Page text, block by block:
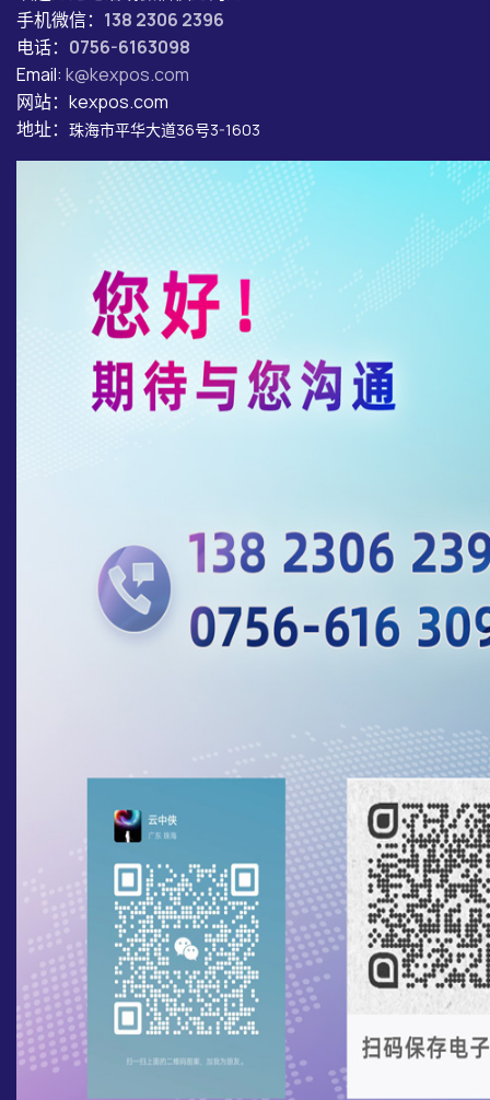
手机微信： 138 2306 2396
电话： 0756-6163098
Email: k@kexpos.com
网站：kexpos.com
地址： 珠海市平华大道36号3-1603